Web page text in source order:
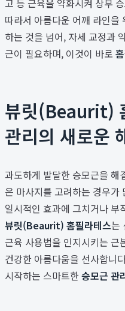
따라서 아름다운 어깨 라인을
하는 것을 넘어, 자세 교정과
근이 필요하며, 이것이 바로
뷰릿(Beaurit)
관리의 새로운
과도하게 발달한 승모근을 해
은 마사지를 고려하는 경우가
일시적인 효과에 그치거나
뷰릿(Beaurit) 홈필라테스는
근육 사용법을 인지시키는 근
건강한 아름다움을 선사합니
시작하는 스마트한 승모근 관